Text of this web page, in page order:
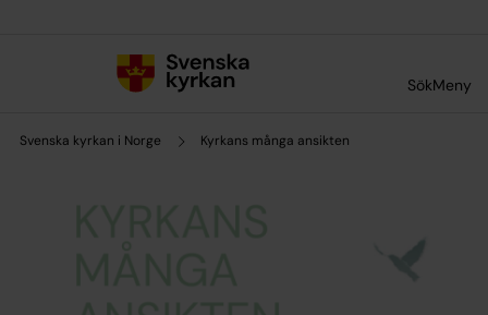
SökMeny
Svenska kyrkan i Norge Kyrkans många ansikten